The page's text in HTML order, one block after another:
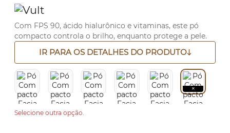
Com FPS 90, ácido hialurônico e vitaminas, este pó
compacto controla o brilho, enquanto protege a pele.
IR PARA OS DETALHES DO PRODUTO
Selecione outra opção.